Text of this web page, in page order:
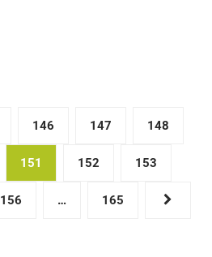
146 147 148
151 152 153
156 … 165